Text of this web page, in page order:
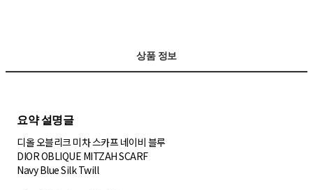
상품 정보
요약 설명글
디올 오블리크 미차 스카프 네이비 블루
DIOR OBLIQUE MITZAH SCARF
Navy Blue Silk Twill